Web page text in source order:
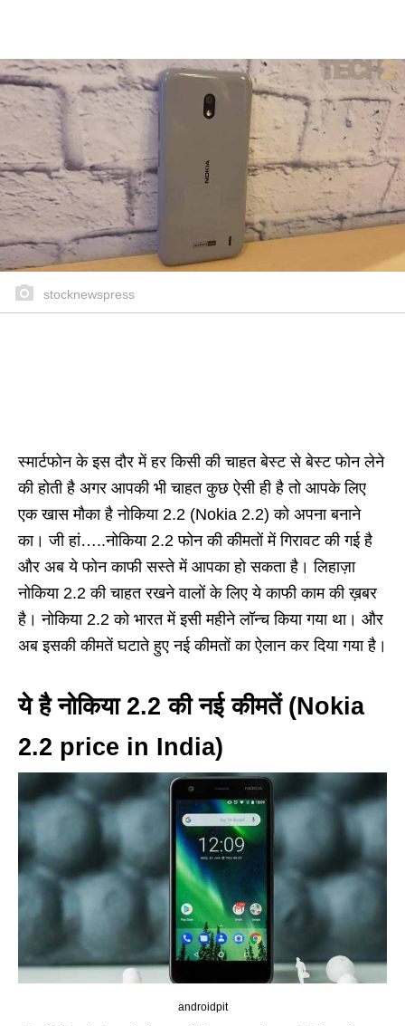
stocknewspress
स्मार्टफोन के इस दौर में हर किसी की चाहत बेस्ट से बेस्ट फोन लेने
की होती है अगर आपकी भी चाहत कुछ ऐसी ही है तो आपके लिए
एक खास मौका है नोकिया 2.2 (Nokia 2.2) को अपना बनाने
का। जी हां…..नोकिया 2.2 फोन की कीमतों में गिरावट की गई है
और अब ये फोन काफी सस्ते में आपका हो सकता है। लिहाज़ा
नोकिया 2.2 की चाहत रखने वालों के लिए ये काफी काम की ख़बर
है। नोकिया 2.2 को भारत में इसी महीने लॉन्च किया गया था। और
अब इसकी कीमतें घटाते हुए नई कीमतों का ऐलान कर दिया गया है।
ये है नोकिया 2.2 की नई कीमतें (Nokia
2.2 price in India)
androidpit